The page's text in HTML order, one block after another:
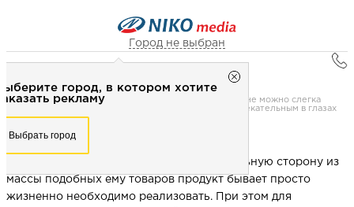
Город не выбран
город, в котором хотите
рекламу
Выбрать город
Город не выбран
Рекламное агентство НИКО-медиа
Внимательно!
Книги
33. Нельзя рекламировать то, чего нет, но вполне можно слегка
завысить достоинства товара, делая его более привлекательным в глазах
потребителей
Зачастую не выделяющийся в положительную сторону из
массы подобных ему товаров продукт бывает просто
жизненно необходимо реализовать. При этом для